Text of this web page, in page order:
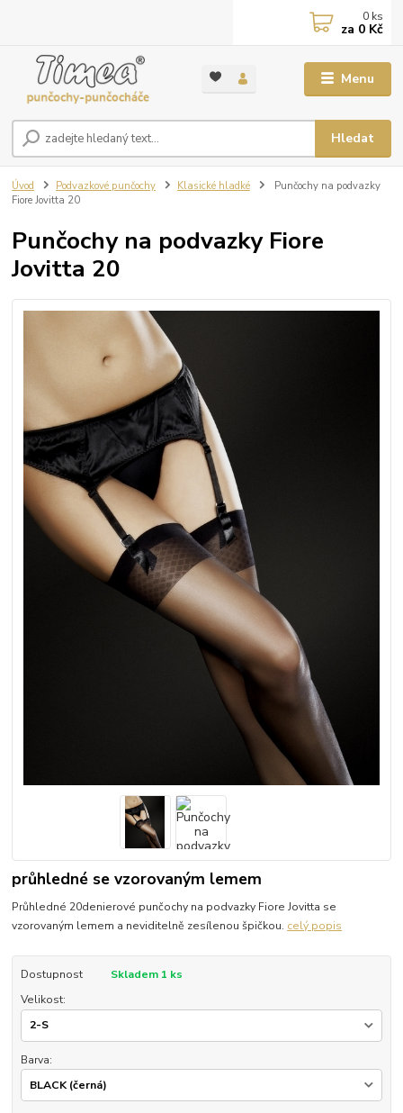
Menu
Hledat
0 ks
za 0 Kč
Úvod Podvazkové punčochy Klasické hladké
Punčochy na podvazky
Fiore Jovitta 20
Punčochy na podvazky Fiore
Jovitta 20
průhledné se vzorovaným lemem
Průhledné 20denierové punčochy na podvazky Fiore Jovitta se
vzorovaným lemem a neviditelně zesílenou špičkou. celý popis
Dostupnost
Skladem 1 ks
Velikost:
Barva: